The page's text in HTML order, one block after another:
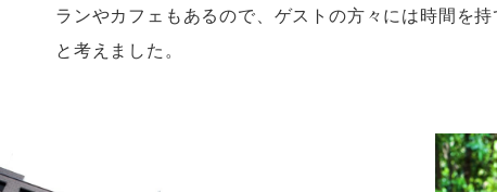
ランやカフェもあるので、ゲストの方々には時間を
と考えました。